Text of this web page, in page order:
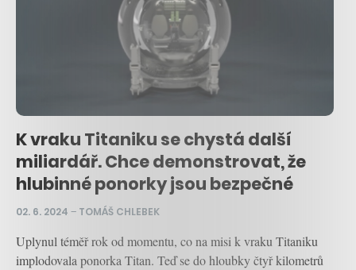
K vraku Titaniku se chystá další
miliardář. Chce demonstrovat, že
hlubinné ponorky jsou bezpečné
02. 6. 2024 – TOMÁŠ CHLEBEK
Uplynul téměř rok od momentu, co na misi k vraku Titaniku
implodovala ponorka Titan. Teď se do hloubky čtyř kilometrů